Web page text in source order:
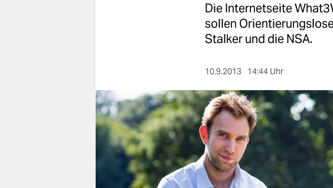
berlin
nord
wahrheit
verlag
Die Internetseite
sollen
Stalker und die NSA.
10.9.2013 14:44 Uhr